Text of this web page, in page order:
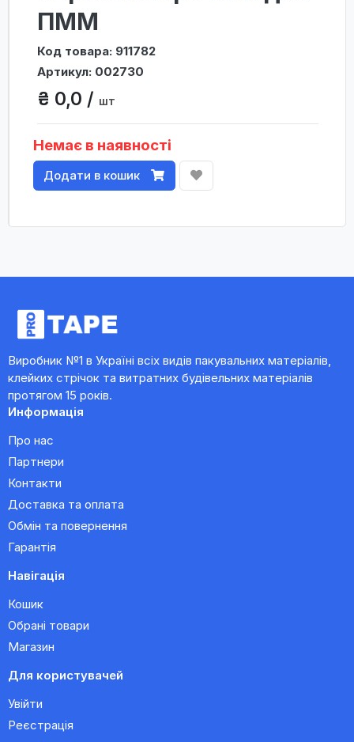
ПММ
Код товара: 911782
Артикул: 002730
₴ 0,0 / шт
Немає в наявності
Додати в кошик
Виробник №1 в Україні всіх видів пакувальних матеріалів,
клейких стрічок та витратних будівельних матеріалів
протягом 15 років.
Информація
Про нас
Партнери
Контакти
Доставка та оплата
Обмін та повернення
Гарантія
Навігація
Кошик
Обрані товари
Магазин
Для користувачей
Увійти
Реєстрація